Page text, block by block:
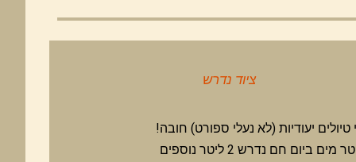
ציוד נדרש
טיולים יעודיות (לא נעלי ספורט) חובה!